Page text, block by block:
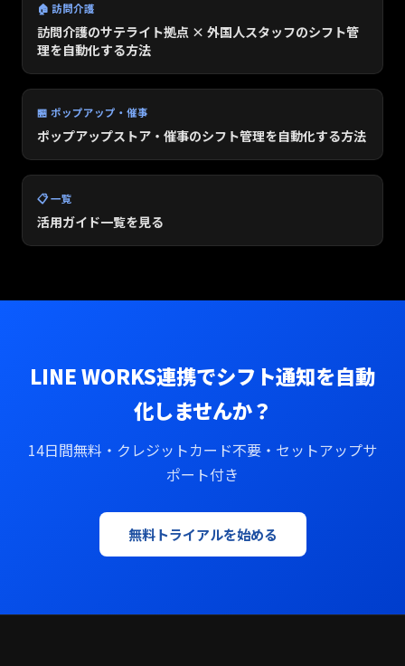
🏠 訪問介護
訪問介護のサテライト拠点 × 外国人スタッフのシフト管
理を自動化する方法
🏪 ポップアップ・催事
ポップアップストア・催事のシフト管理を自動化する方法
📋 一覧
活用ガイド一覧を見る
LINE WORKS連携でシフト通知を自動
化しませんか？
14日間無料・クレジットカード不要・セットアップサ
ポート付き
無料トライアルを始める